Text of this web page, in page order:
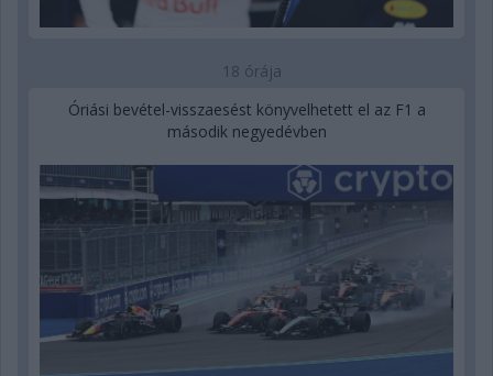
18 órája
Óriási bevétel-visszaesést könyvelhetett el az F1 a
második negyedévben